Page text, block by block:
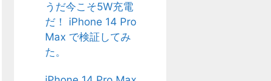
うだ今こそ5W充電
だ！ iPhone 14 Pro
Max で検証してみ
た。